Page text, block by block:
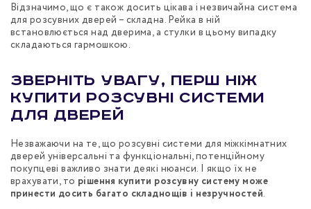
Відзначимо, що є також досить цікава і незвичайна система
для розсувних дверей – складна. Рейка в ній
встановлюється над дверима, а стулки в цьому випадку
складаються гармошкою.
Зверніть увагу, перш ніж
купити розсувні системи
для дверей
Незважаючи на те, що розсувні системи для міжкімнатних
дверей універсальні та функціональні, потенційному
покупцеві важливо знати деякі нюанси. І якщо їх не
врахувати, то рішення купити розсувну систему може
принести досить багато складнощів і незручностей.